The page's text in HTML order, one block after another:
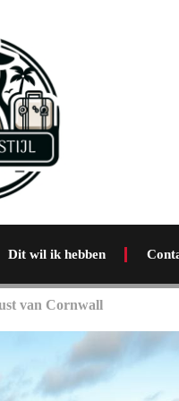
Dit wil ik hebben
van Cornwall